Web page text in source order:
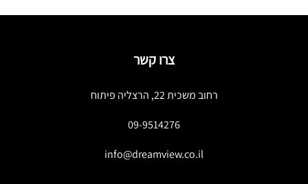
צרו קשר
רחוב משכית 22, הרצליה פיתוח
09-9514276
info@dreamview.co.il